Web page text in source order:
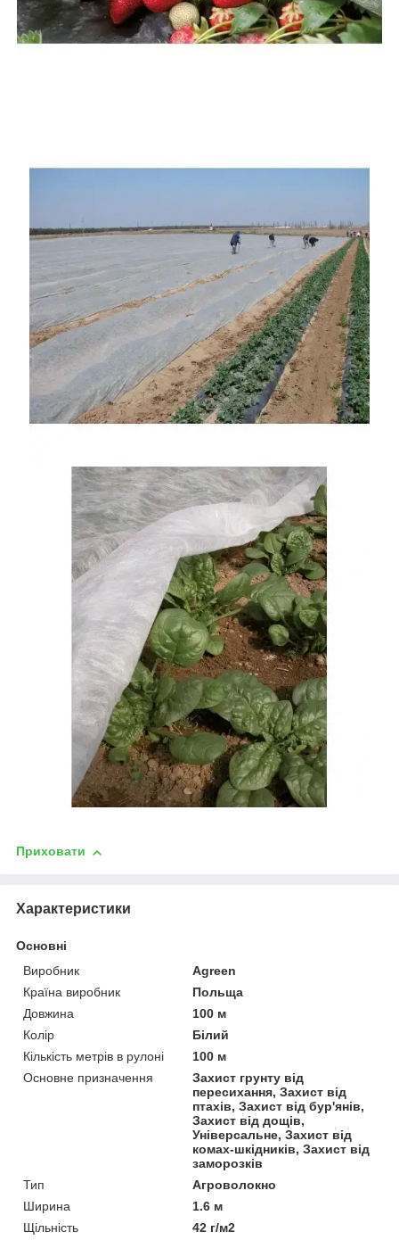
Приховати
Характеристики
Основні
Виробник
Agreen
Країна виробник
Польща
Довжина
100 м
Колір
Білий
Кількість метрів в рулоні
100 м
Основне призначення
Захист грунту від
пересихання, Захист від
птахів, Захист від бур'янів,
Захист від дощів,
Універсальне, Захист від
комах-шкідників, Захист від
заморозків
Тип
Агроволокно
Ширина
1.6 м
Щільність
42 г/м2